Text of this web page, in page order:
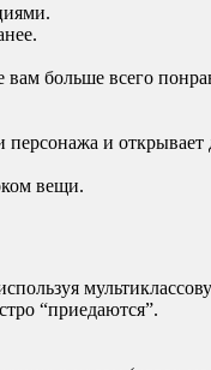
больше всего
и
вещи.
“приедаются”.